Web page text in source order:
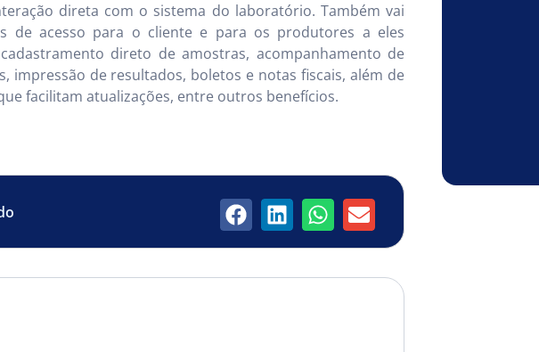
direta com o sistema do laboratório. Também vai
de acesso para o cliente e para os produtores a eles
direto de amostras, acompanhamento de
impressão de resultados, boletos e notas fiscais, além de
facilitam atualizações, entre outros benefícios.